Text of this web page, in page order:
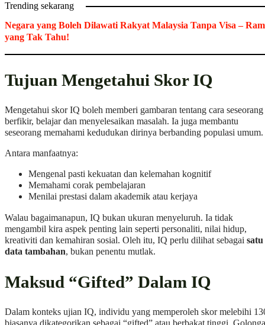
Trending sekarang
Negara yang Boleh Dilawati Rakyat Malaysia Tanpa Visa –
yang Tak Tahu!
Tujuan Mengetahui Skor IQ
Mengetahui skor IQ boleh memberi gambaran tentang cara seseorang
berfikir, belajar dan menyelesaikan masalah. Ia juga membantu
seseorang memahami kedudukan dirinya berbanding populasi umum.
Antara manfaatnya:
Mengenal pasti kekuatan dan kelemahan kognitif
Memahami corak pembelajaran
Menilai prestasi dalam akademik atau kerjaya
Walau bagaimanapun, IQ bukan ukuran menyeluruh. Ia tidak
mengambil kira aspek penting lain seperti personaliti, nilai hidup,
kreativiti dan kemahiran sosial. Oleh itu, IQ perlu dilihat sebagai satu
data tambahan, bukan penentu mutlak.
Maksud “Gifted” Dalam IQ
Dalam konteks ujian IQ, individu yang memperoleh skor melebihi